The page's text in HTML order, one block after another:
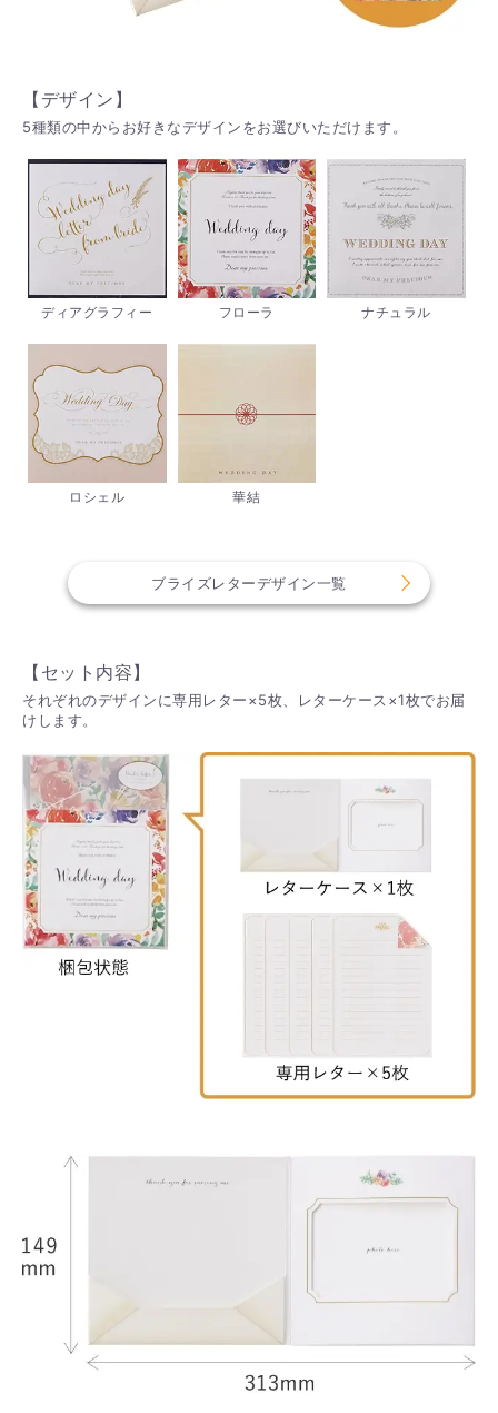
【デザイン】
5種類の中からお好きなデザインをお選びいただけます。
ディアグラフィー フローラ ナチュラル
ロシェル 華結
ブライズレターデザイン一覧
【セット内容】
それぞれのデザインに専用レター×5枚、レターケース×1枚でお届
けします。